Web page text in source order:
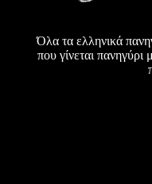
Όλα τα ελληνικά
που γίνεται πανηγύρι